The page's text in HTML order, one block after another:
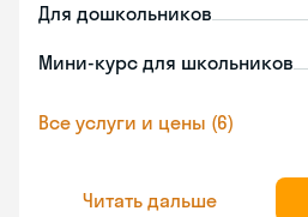
Для дошкольников
Мини-курс для школьников
Все услуги и цены (6)
Читать дальше